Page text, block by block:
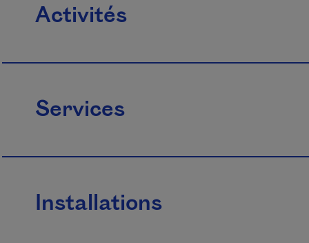
Activités
Services
Installations